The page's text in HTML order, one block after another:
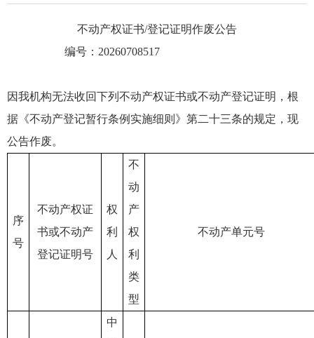
不动产权证书/登记证明作废公告
编号：20260708517
因我机构无法收回下列不动产权证书或不动产登记证明，根
据《不动产登记暂行条例实施细则》第二十三条的规定，现
公告作废。
序
号
不动产权证
书或不动产
登记证明号
权
利
人
不
动
产
权
利
类
型
不动产单元号
中